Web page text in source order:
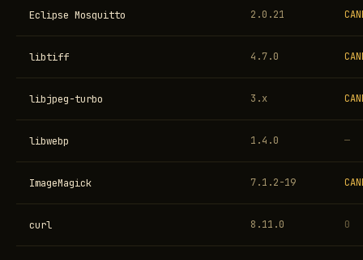
Eclipse Mosquitto 2.0.21
libtiff 4.7.0
libjpeg-turbo 3.x
libwebp 1.4.0 —
ImageMagick 7.1.2-19
curl 8.11.0 0